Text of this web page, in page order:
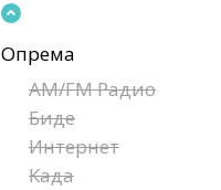
Опрема
AM/FM Радио
Биде
Интернет
Када